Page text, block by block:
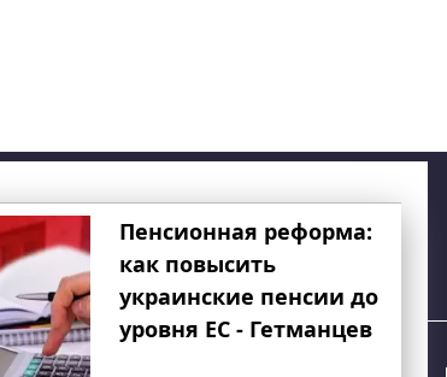
Пенсионная реформа:
как повысить
украинские пенсии до
уровня ЕС - Гетманцев